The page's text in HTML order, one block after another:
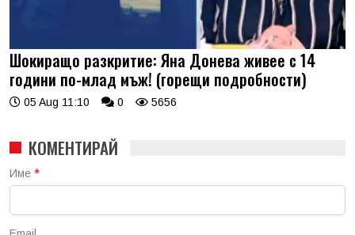
Шокиращо разкритие: Яна Донева живее с 14
години по-млад мъж! (горещи подробности)
05 Aug 11:10 0 5656
КОМЕНТИРАЙ
Име *